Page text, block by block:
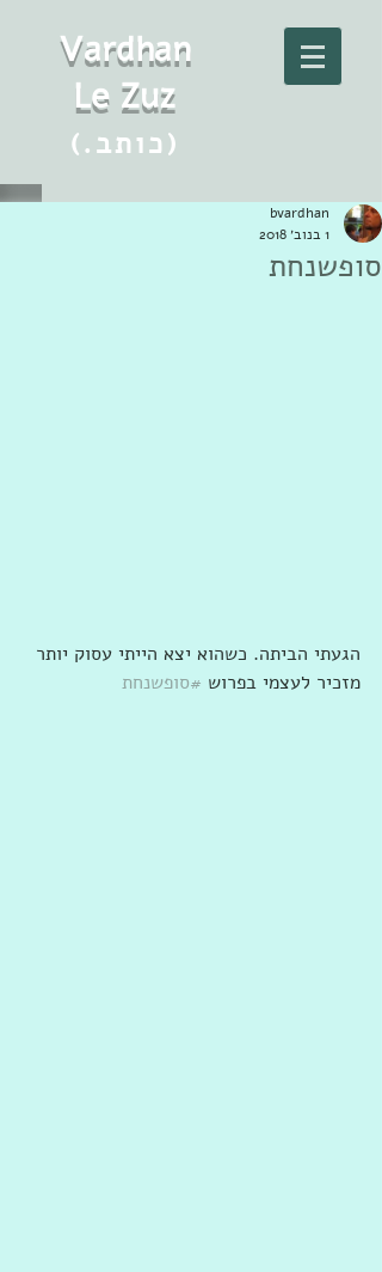
Vardhan
Le Zuz
(.כותב)
סופשנחת
bvardhan
1 בנוב׳ 2018
הגעתי הביתה. כשהוא יצא הייתי עסוק יותר
מזכיר לעצמי בפרוש #סופשנחת